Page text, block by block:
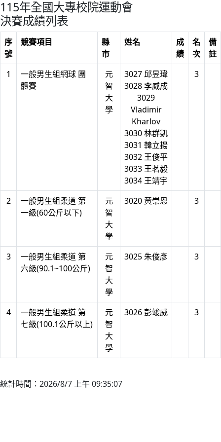
115年全國大專校院運動會
決賽成績列表
序
號
競賽項目
縣
市
姓名
成
績
名
次
備
註
1
一般男生組網球 團
體賽
元
智
大
學
3027 邱昱瑋
3028 李威成
3029
Vladimir
Kharlov
3030 林群凱
3031 韓立揚
3032 王俊平
3033 王茗毅
3034 王靖宇
3
2
一般男生組柔道 第
一級(60公斤以下)
元
智
大
學
3020 黃崇恩 3
3
一般男生組柔道 第
六級(90.1~100公斤)
元
智
大
學
3025 朱俊彥 3
4
一般男生組柔道 第
七級(100.1公斤以上)
元
智
大
學
3026 彭竣威 3
統計時間：2026/8/7 上午 09:35:07